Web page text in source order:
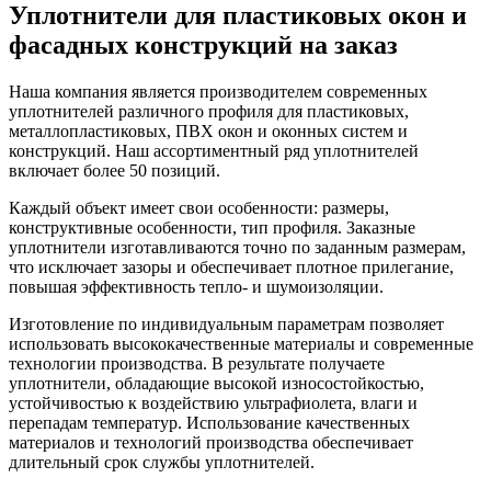
Уплотнители для пластиковых окон и
фасадных конструкций на заказ
Наша компания является производителем современных
уплотнителей различного профиля для пластиковых,
металлопластиковых, ПВХ окон и оконных систем и
конструкций. Наш ассортиментный ряд уплотнителей
включает более 50 позиций.
Каждый объект имеет свои особенности: размеры,
конструктивные особенности, тип профиля. Заказные
уплотнители изготавливаются точно по заданным размерам,
что исключает зазоры и обеспечивает плотное прилегание,
повышая эффективность тепло- и шумоизоляции.
Изготовление по индивидуальным параметрам позволяет
использовать высококачественные материалы и современные
технологии производства. В результате получаете
уплотнители, обладающие высокой износостойкостью,
устойчивостью к воздействию ультрафиолета, влаги и
перепадам температур. Использование качественных
материалов и технологий производства обеспечивает
длительный срок службы уплотнителей.